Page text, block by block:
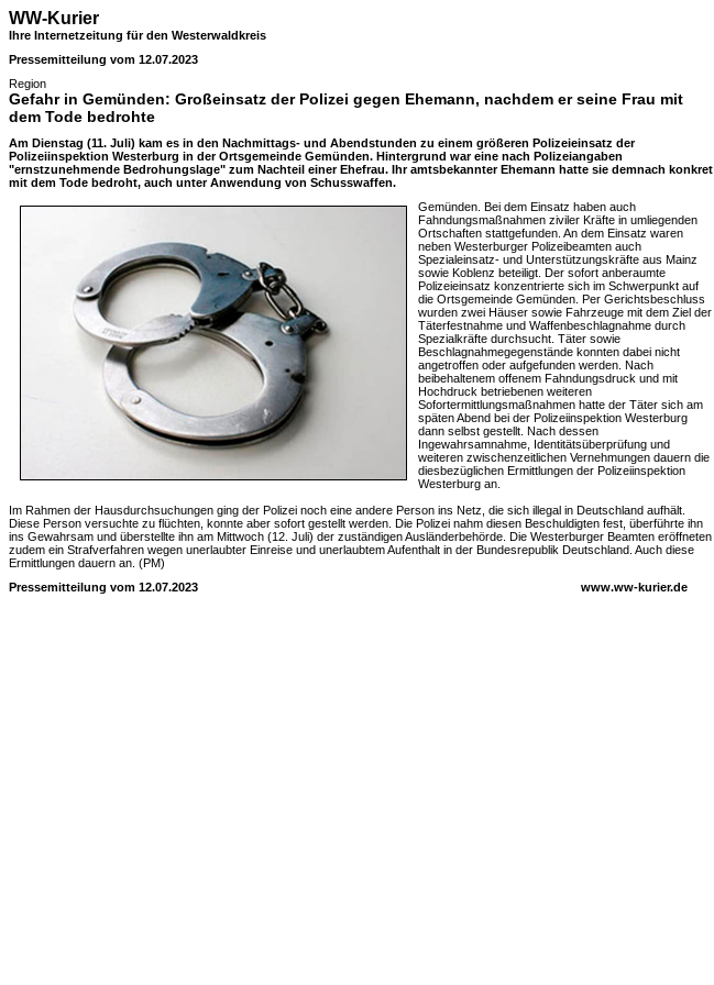
WW-Kurier
Ihre Internetzeitung für den Westerwaldkreis
Pressemitteilung vom 12.07.2023
Region
Gefahr in Gemünden: Großeinsatz der Polizei gegen Ehemann, nachdem er seine Frau mit
dem Tode bedrohte
Am Dienstag (11. Juli) kam es in den Nachmittags- und Abendstunden zu einem größeren Polizeieinsatz der
Polizeiinspektion Westerburg in der Ortsgemeinde Gemünden. Hintergrund war eine nach Polizeiangaben
"ernstzunehmende Bedrohungslage" zum Nachteil einer Ehefrau. Ihr amtsbekannter Ehemann hatte sie demnach konkret
mit dem Tode bedroht, auch unter Anwendung von Schusswaffen.
Gemünden. Bei dem Einsatz haben auch
Fahndungsmaßnahmen ziviler Kräfte in umliegenden
Ortschaften stattgefunden. An dem Einsatz waren
neben Westerburger Polizeibeamten auch
Spezialeinsatz- und Unterstützungskräfte aus Mainz
sowie Koblenz beteiligt. Der sofort anberaumte
Polizeieinsatz konzentrierte sich im Schwerpunkt auf
die Ortsgemeinde Gemünden. Per Gerichtsbeschluss
wurden zwei Häuser sowie Fahrzeuge mit dem Ziel der
Täterfestnahme und Waffenbeschlagnahme durch
Spezialkräfte durchsucht. Täter sowie
Beschlagnahmegegenstände konnten dabei nicht
angetroffen oder aufgefunden werden. Nach
beibehaltenem offenem Fahndungsdruck und mit
Hochdruck betriebenen weiteren
Sofortermittlungsmaßnahmen hatte der Täter sich am
späten Abend bei der Polizeiinspektion Westerburg
dann selbst gestellt. Nach dessen
Ingewahrsamnahme, Identitätsüberprüfung und
weiteren zwischenzeitlichen Vernehmungen dauern die
diesbezüglichen Ermittlungen der Polizeiinspektion
Westerburg an.
Im Rahmen der Hausdurchsuchungen ging der Polizei noch eine andere Person ins Netz, die sich illegal in Deutschland aufhält.
Diese Person versuchte zu flüchten, konnte aber sofort gestellt werden. Die Polizei nahm diesen Beschuldigten fest, überführte ihn
ins Gewahrsam und überstellte ihn am Mittwoch (12. Juli) der zuständigen Ausländerbehörde. Die Westerburger Beamten eröffneten
zudem ein Strafverfahren wegen unerlaubter Einreise und unerlaubtem Aufenthalt in der Bundesrepublik Deutschland. Auch diese
Ermittlungen dauern an. (PM)
Pressemitteilung vom 12.07.2023
www.ww-kurier.de